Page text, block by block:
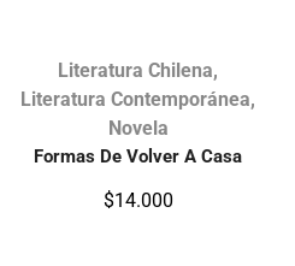
Literatura Chilena,
Literatura Contemporánea,
Novela
Formas De Volver A Casa
$14.000